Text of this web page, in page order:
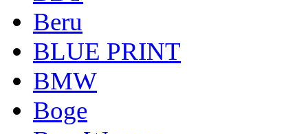
Beru
BLUE PRINT
BMW
Boge